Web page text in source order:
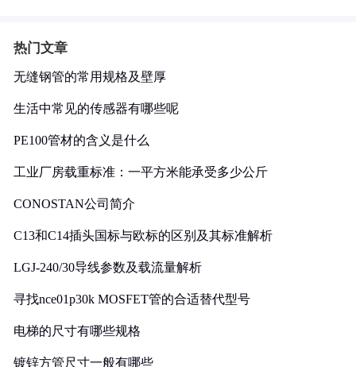
热门文章
无缝钢管的常用规格及壁厚
生活中常见的传感器有哪些呢
PE100管材的含义是什么
工业厂房载重标准：一平方米能承受多少公斤
CONOSTAN公司简介
C13和C14插头国标与欧标的区别及其标准解析
LGJ-240/30导线参数及载流量解析
寻找nce01p30k MOSFET管的合适替代型号
电梯的尺寸有哪些规格
镀锌方管尺寸一般有哪些